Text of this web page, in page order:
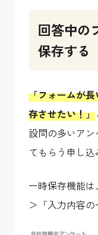
回答中の
保存する
「フォームが
存させたい！」
設問の多いア
てもらう申し込
一時保存機能
＞「入力内容の